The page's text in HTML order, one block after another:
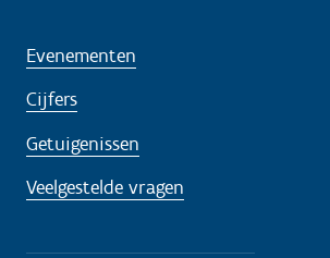
Evenementen
Cijfers
Getuigenissen
Veelgestelde vragen